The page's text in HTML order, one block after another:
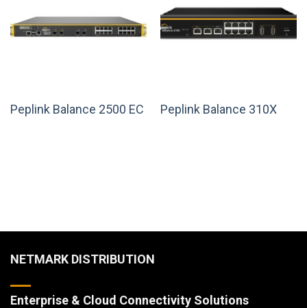
Peplink Balance 2500 EC Peplink Balance 310X
NETMARK DISTRIBUTION
Enterprise & Cloud Connectivity Solutions